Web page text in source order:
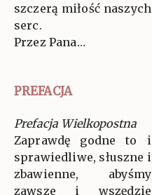
szczerą miłość naszych
serc.
Przez Pana…
PREFACJA
Prefacja Wielkopostna
Zaprawdę godne to i
sprawiedliwe, słuszne i
zbawienne, abyśmy
zawsze i wszędzie